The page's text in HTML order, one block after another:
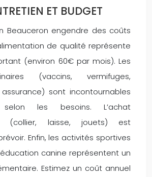
ET BUDGET
Beauceron engendre des coûts
de qualité représente
(environ 60€ par mois). Les
(vaccins, vermifuges,
sont incontournables
les besoins. L’achat
(collier, laisse, jouets) est
Enfin, les activités sportives
canine représentent un
Estimez un coût annuel